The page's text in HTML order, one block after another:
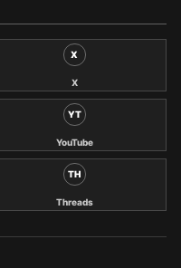
X
X
YT
YouTube
TH
Threads